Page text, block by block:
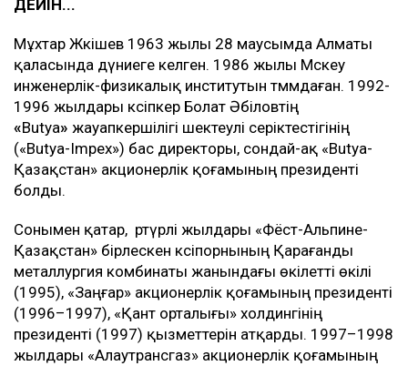
ДЕЙІН...
Мұхтар Жәкішев 1963 жылы 28 маусымда Алматы
қаласында дүниеге келген. 1986 жылы Мәскеу
инженерлік-физикалық институтын тәмәмдаған. 1992-
1996 жылдары кәсіпкер Болат Әбіловтің
«Butya» жауапкершілігі шектеулі серіктестігінің
(«Butya-Impex») бас директоры, сондай-ақ «Butya-
Қазақстан» акционерлік қоғамының президенті
болды.
Сонымен қатар, әртүрлі жылдары «Фёст-Альпине-
Қазақстан» бірлескен кәсіпорнының Қарағанды
металлургия комбинаты жанындағы өкілетті өкілі
(1995), «Заңғар» акционерлік қоғамының президенті
(1996–1997), «Қант орталығы» холдингінің
президенті (1997) қызметтерін атқарды. 1997–1998
жылдары «Алаутрансгаз» акционерлік қоғамының